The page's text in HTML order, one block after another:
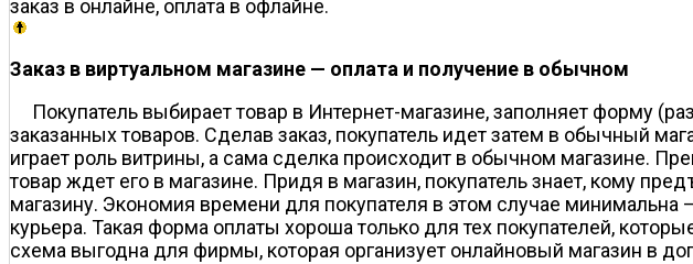
заказ в онлайне, оплата в офлайне.
Заказ в виртуальном магазине — оплата и получение в обычном
Покупатель выбирает товар в Интернет-магазине, заполняет форму
заказанных товаров. Сделав заказ, покупатель идет затем в обычный
играет роль витрины, а сама сделка происходит в обычном магазине.
товар ждет его в магазине. Придя в магазин, покупатель знает, кому
магазину. Экономия времени для покупателя в этом случае
курьера. Такая форма оплаты хороша только для тех покупателей,
схема выгодна для фирмы, которая организует онлайновый магазин в